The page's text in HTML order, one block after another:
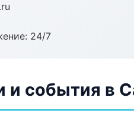
24/7
и события в